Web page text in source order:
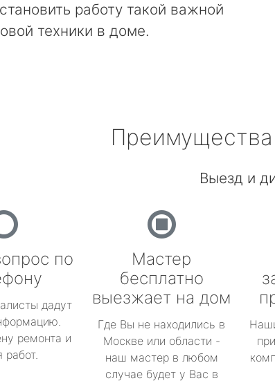
работу такой важной
техники в доме.
Выезд и
по
дадут
ремонта и
работ.
Мастер
бесплатно
выезжает на дом
Где Вы не находились в
Москве или области -
наш мастер в любом
случае будет у Вас в